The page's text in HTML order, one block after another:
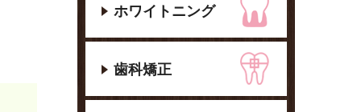
ホワイトニング
歯科矯正